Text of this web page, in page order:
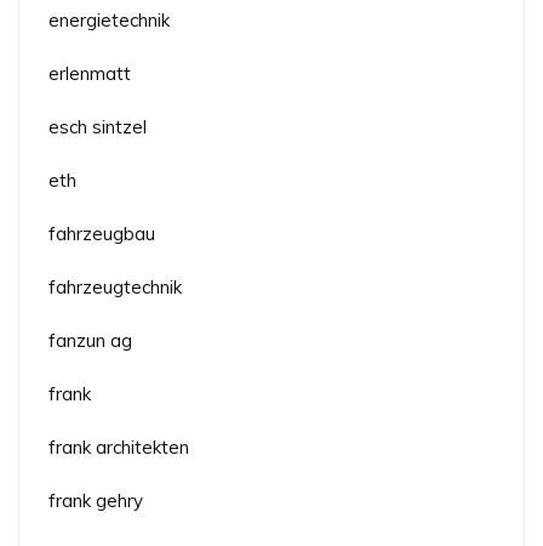
energietechnik
erlenmatt
esch sintzel
eth
fahrzeugbau
fahrzeugtechnik
fanzun ag
frank
frank architekten
frank gehry